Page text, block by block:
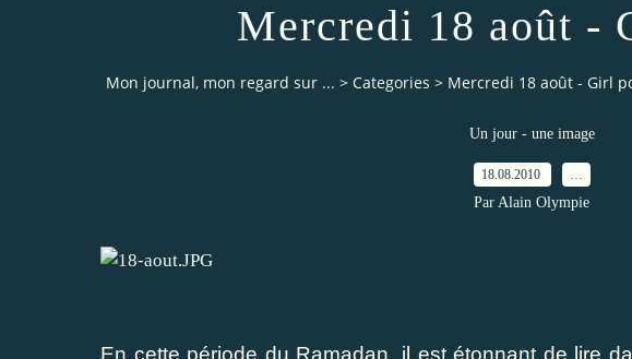
Mercredi 18 août -
Mon journal, mon regard sur ... > Categories > Mercredi 18 août - Girl
Un jour - une image
18.08.2010
Par Alain Olympie
En cette période du Ramadan, il est étonnant de lire